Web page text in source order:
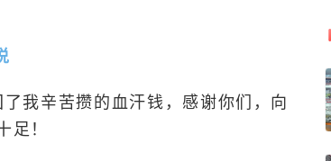
我辛苦攒的血汗钱，感谢你们，向
！